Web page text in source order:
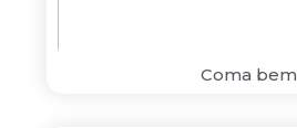
Coma bem